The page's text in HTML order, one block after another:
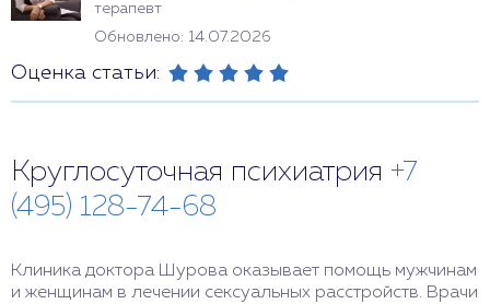
терапевт
Обновлено: 14.07.2026
Оценка статьи:
Круглосуточная психиатрия +7
(495) 128-74-68
Клиника доктора Шурова оказывает помощь мужчинам
и женщинам в лечении сексуальных расстройств. Врачи